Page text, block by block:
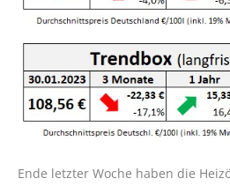
Ende letzter Woche haben die